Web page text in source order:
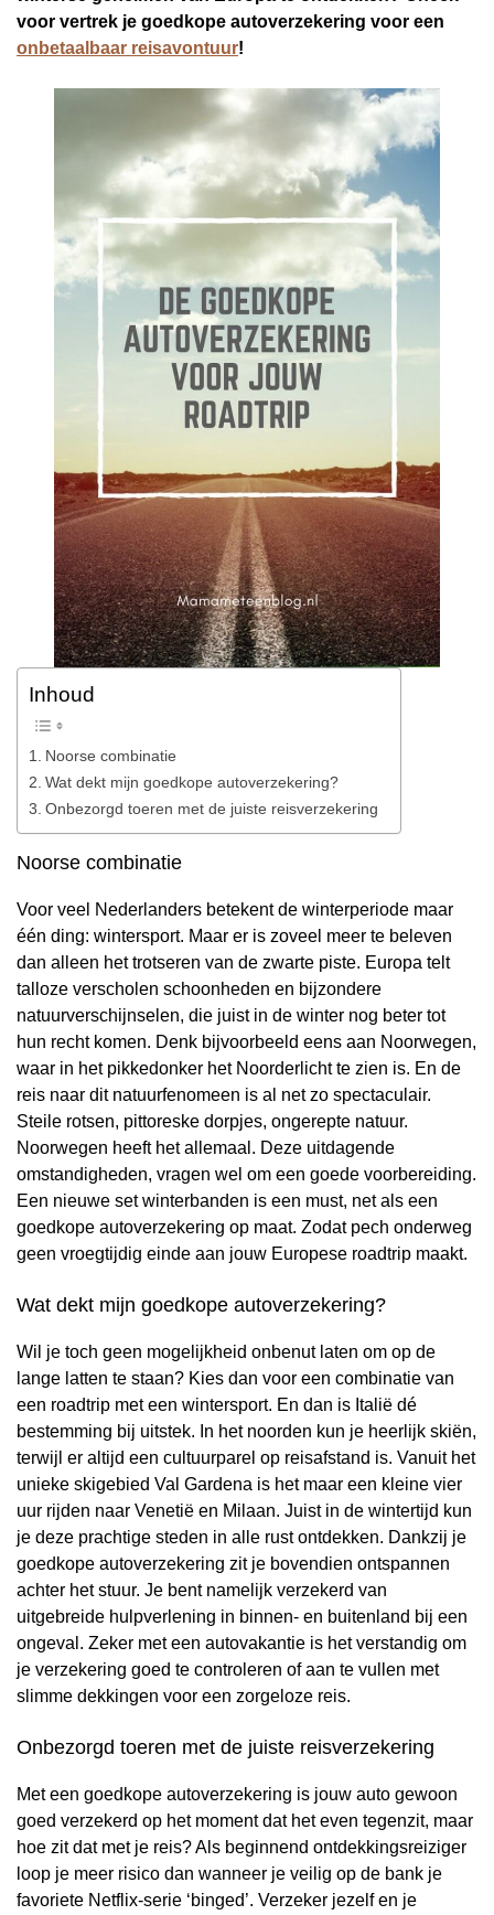
voor vertrek je goedkope autoverzekering voor een
onbetaalbaar reisavontuur!
Inhoud
Noorse combinatie
Wat dekt mijn goedkope autoverzekering?
Onbezorgd toeren met de juiste reisverzekering
Noorse combinatie
Voor veel Nederlanders betekent de winterperiode maar
één ding: wintersport. Maar er is zoveel meer te beleven
dan alleen het trotseren van de zwarte piste. Europa telt
talloze verscholen schoonheden en bijzondere
natuurverschijnselen, die juist in de winter nog beter tot
hun recht komen. Denk bijvoorbeeld eens aan Noorwegen,
waar in het pikkedonker het Noorderlicht te zien is. En de
reis naar dit natuurfenomeen is al net zo spectaculair.
Steile rotsen, pittoreske dorpjes, ongerepte natuur.
Noorwegen heeft het allemaal. Deze uitdagende
omstandigheden, vragen wel om een goede voorbereiding.
Een nieuwe set winterbanden is een must, net als een
goedkope autoverzekering op maat. Zodat pech onderweg
geen vroegtijdig einde aan jouw Europese roadtrip maakt.
Wat dekt mijn goedkope autoverzekering?
Wil je toch geen mogelijkheid onbenut laten om op de
lange latten te staan? Kies dan voor een combinatie van
een roadtrip met een wintersport. En dan is Italië dé
bestemming bij uitstek. In het noorden kun je heerlijk skiën,
terwijl er altijd een cultuurparel op reisafstand is. Vanuit het
unieke skigebied Val Gardena is het maar een kleine vier
uur rijden naar Venetië en Milaan. Juist in de wintertijd kun
je deze prachtige steden in alle rust ontdekken. Dankzij je
goedkope autoverzekering zit je bovendien ontspannen
achter het stuur. Je bent namelijk verzekerd van
uitgebreide hulpverlening in binnen- en buitenland bij een
ongeval. Zeker met een autovakantie is het verstandig om
je verzekering goed te controleren of aan te vullen met
slimme dekkingen voor een zorgeloze reis.
Onbezorgd toeren met de juiste reisverzekering
Met een goedkope autoverzekering is jouw auto gewoon
goed verzekerd op het moment dat het even tegenzit, maar
hoe zit dat met je reis? Als beginnend ontdekkingsreiziger
loop je meer risico dan wanneer je veilig op de bank je
favoriete Netflix-serie ‘binged’. Verzeker jezelf en je